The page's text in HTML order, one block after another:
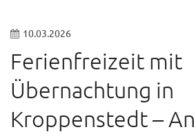
10.03.2026
Ferienfreizeit mit
Übernachtung in
Kroppenstedt –